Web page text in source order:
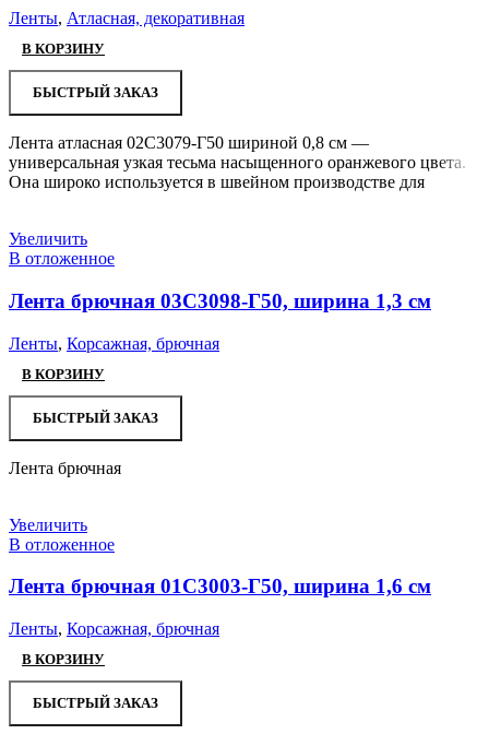
Ленты, Атласная, декоративная
В КОРЗИНУ
БЫСТРЫЙ ЗАКАЗ
Лента атласная 02С3079-Г50 шириной 0,8 см —
универсальная узкая тесьма насыщенного оранжевого цвета.
Она широко используется в швейном производстве для
Увеличить
В отложенное
Лента брючная 03С3098-Г50, ширина 1,3 см
Ленты, Корсажная, брючная
В КОРЗИНУ
БЫСТРЫЙ ЗАКАЗ
Лента брючная
Увеличить
В отложенное
Лента брючная 01С3003-Г50, ширина 1,6 см
Ленты, Корсажная, брючная
В КОРЗИНУ
БЫСТРЫЙ ЗАКАЗ